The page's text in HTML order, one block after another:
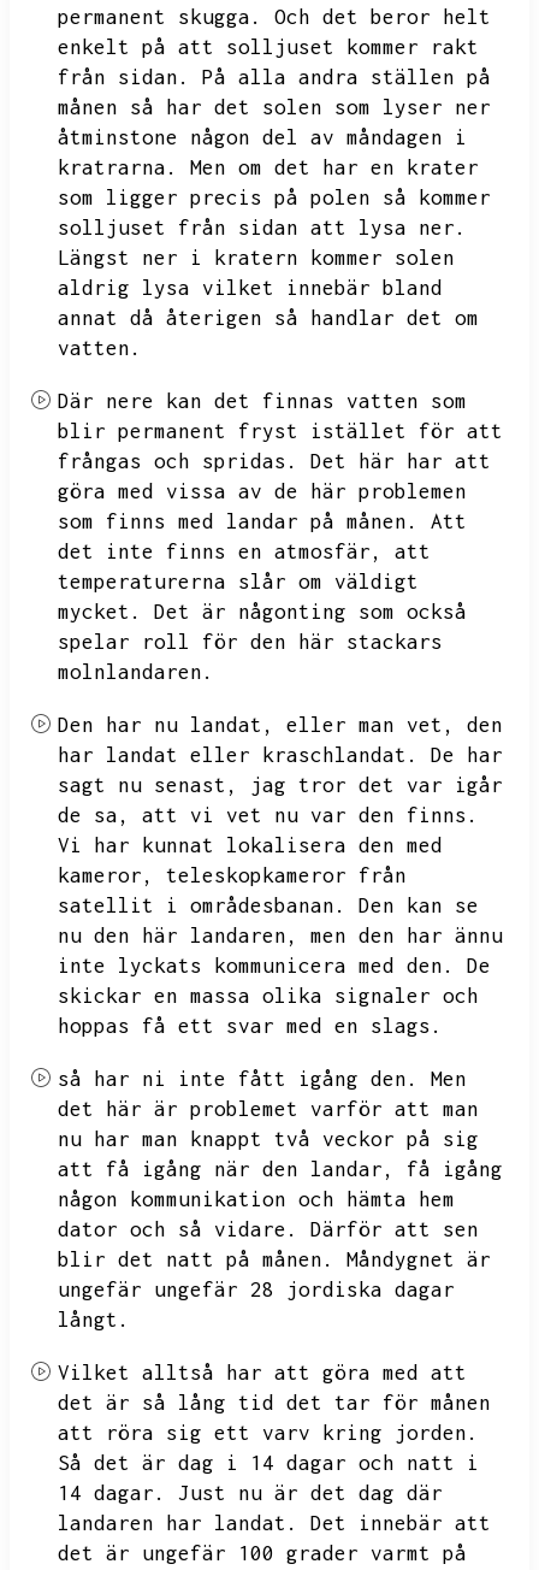
permanent skugga.
Och det beror helt
enkelt på att solljuset kommer rakt
från sidan.
På alla andra ställen på
månen så har det solen som lyser ner
åtminstone någon del av måndagen i
kratrarna.
Men om det har en krater
som ligger precis på polen så kommer
solljuset från sidan att lysa ner.
Längst ner i kratern kommer solen
aldrig lysa vilket innebär bland
annat då återigen så handlar det om
vatten.
Där nere kan det finnas vatten som
blir permanent fryst istället för att
frångas och spridas.
Det här har att
göra med vissa av de här problemen
som finns med landar på månen.
Att
det inte finns en atmosfär,
att
temperaturerna slår om väldigt
mycket.
Det är någonting som också
spelar roll för den här stackars
molnlandaren.
Den har nu landat, eller man vet,
den
har landat eller kraschlandat.
De har
sagt nu senast,
jag tror det var igår
de sa,
att vi vet nu var den finns.
Vi har kunnat lokalisera den med
kameror,
teleskopkameror från
satellit i områdesbanan.
Den kan se
nu den här landaren,
men den har ännu
inte lyckats kommunicera med den.
De
skickar en massa olika signaler och
hoppas få ett svar med en slags.
så har ni inte fått igång den.
Men
det här är problemet varför att man
nu har man knappt två veckor på sig
att få igång när den landar,
få igång
någon kommunikation och hämta hem
dator och så vidare.
Därför att sen
blir det natt på månen.
Måndygnet är
ungefär ungefär 28 jordiska dagar
långt.
Vilket alltså har att göra med att
det är så lång tid det tar för månen
att röra sig ett varv kring jorden.
Så det är dag i 14 dagar och natt i
14 dagar.
Just nu är det dag där
landaren har landat.
Det innebär att
det är ungefär 100 grader varmt på